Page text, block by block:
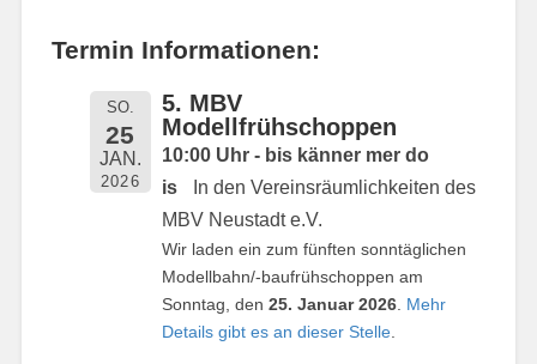
Termin Informationen:
SO.
25
JAN.
2026
5. MBV
Modellfrühschoppen
10:00 Uhr - bis känner mer do
is
In den Vereinsräumlichkeiten des
MBV Neustadt e.V.
Wir laden ein zum fünften sonntäglichen
Modellbahn/-baufrühschoppen am
Sonntag, den25. Januar 2026 Mehr
Details gibt es an dieser Stelle